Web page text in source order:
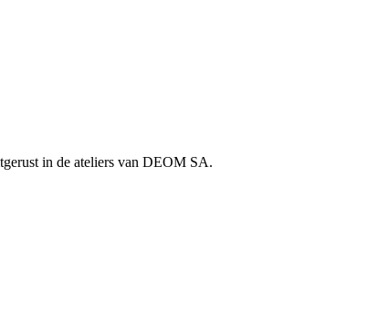
in de ateliers van DEOM SA.